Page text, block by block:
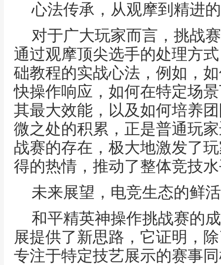
心法传承，从观摩到精进
对于广大玩家而言，挑战
通过观摩顶尖选手的处理方
础教程的实战心法，例如，
快操作响应，如何在特定场
其最大效能，以及如何培养
微之处的积累，正是普通玩
战赛的存在，极大地激发了
得的热情，推动了整体竞技
未来展望，电竞生态的鲜
和平精英神操作挑战赛的
展提供了新思路，它证明，
专注于特定技艺展示的赛事